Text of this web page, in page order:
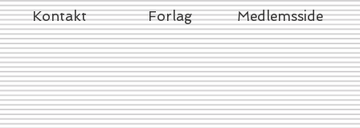
Kontakt Forlag Medlemsside